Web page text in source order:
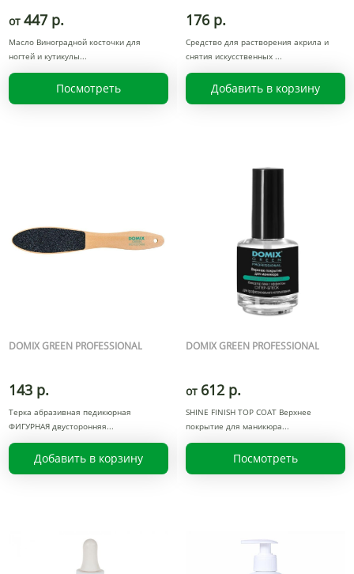
от 447 р.
Масло Виноградной косточки для
ногтей и кутикулы
Посмотреть
176 р.
Средство для растворения акрила и
снятия искусственных
Добавить в корзину
DOMIX GREEN PROFESSIONAL
143 р.
Терка абразивная педикюрная
ФИГУРНАЯ двусторонняя
Добавить в корзину
DOMIX GREEN PROFESSIONAL
от 612 р.
SHINE FINISH TOP COAT Верхнее
покрытие для маникюра
Посмотреть